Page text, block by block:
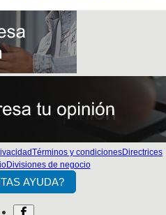
Términos y condicionesDirectrices
Divisiones de negocio
AYUDA?